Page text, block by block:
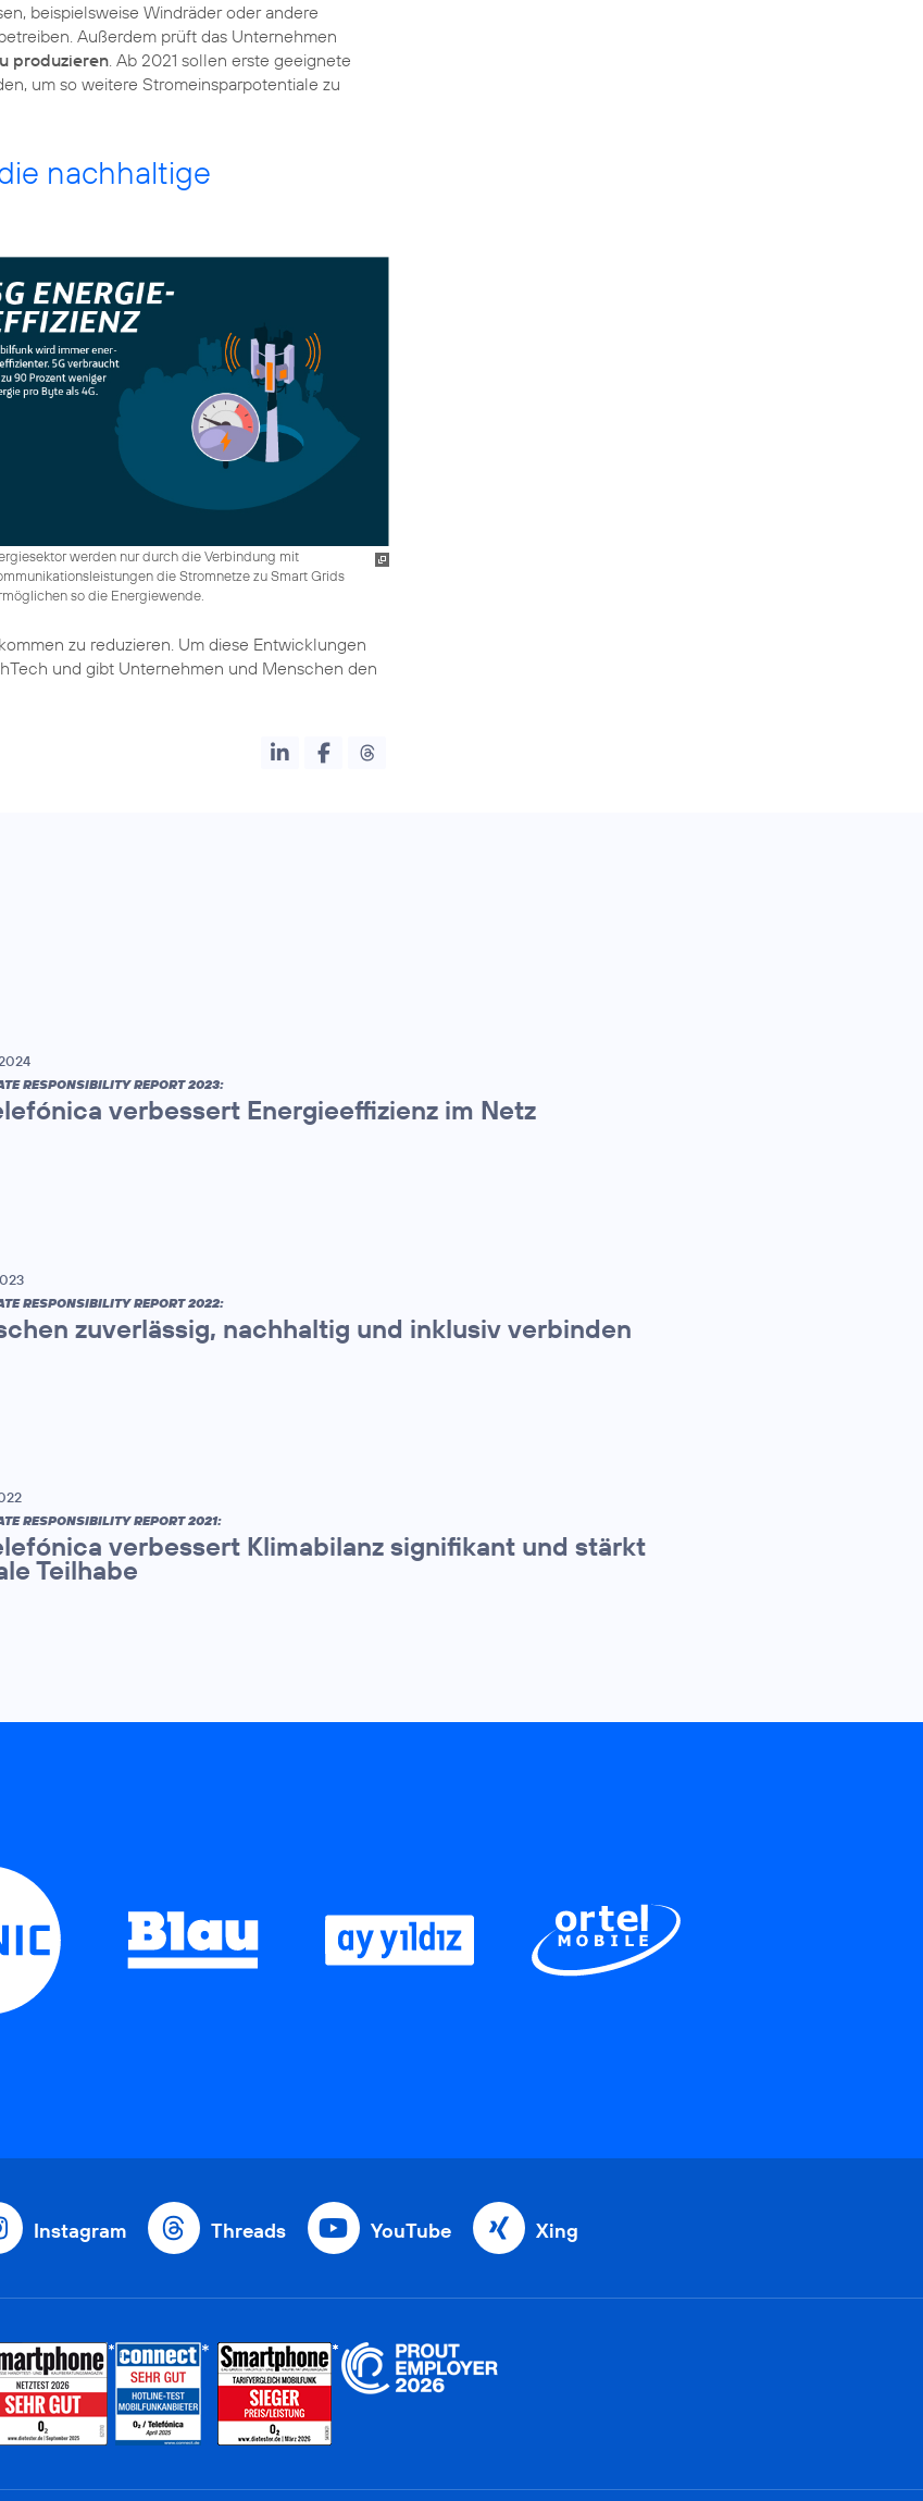
beispielsweise Windräder oder andere
Außerdem prüft das Unternehmen
produzieren. Ab 2021 sollen erste geeignete
um so weitere Stromeinsparpotentiale zu
nachhaltige
werden nur durch die Verbindung mit
die Stromnetze zu Smart Grids
so die Energiewende.
zu reduzieren. Um diese Entwicklungen
und gibt Unternehmen und Menschen den
RESPONSIBILITY REPORT 2023:
verbessert Energieeffizienz im Netz
RESPONSIBILITY REPORT 2022:
zuverlässig, nachhaltig und inklusiv verbinden
RESPONSIBILITY REPORT 2021:
verbessert Klimabilanz signifikant und stärkt
Teilhabe
Instagram Threads YouTube Xing